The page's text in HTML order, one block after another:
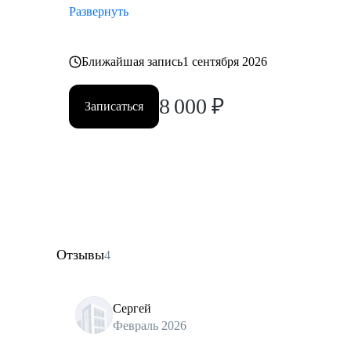
Развернуть
Ближайшая запись1 сентября 2026
Записаться 8 000 ₽
Отзывы4
Сергей
Февраль 2026